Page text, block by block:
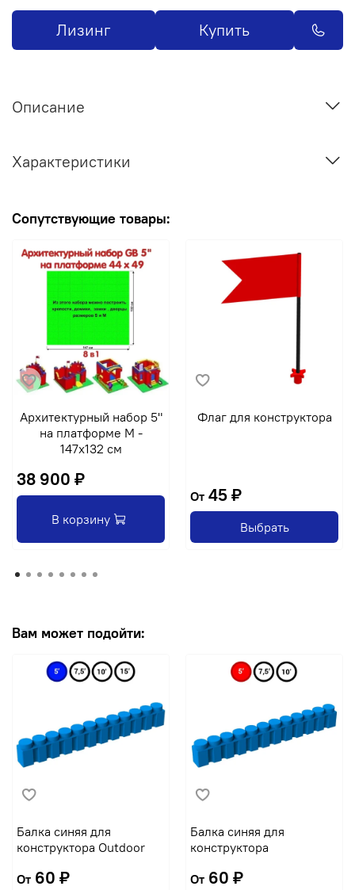
Лизинг Купить
Описание
Характеристики
Сопутствующие товары:
Архитектурный набор 5"
на платформе M -
147x132 см
38 900 ₽
В корзину
Флаг для конструктора
От45 ₽
Выбрать
Вам может подойти:
Балка синяя для
конструктора Outdoor
От60 ₽
Балка синяя для
конструктора
От60 ₽